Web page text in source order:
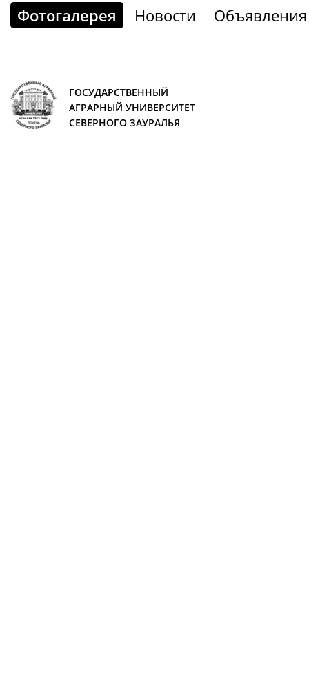
Фотогалерея
Новости Объявления
ГОСУДАРСТВЕННЫЙ
АГРАРНЫЙ УНИВЕРСИТЕТ
СЕВЕРНОГО ЗАУРАЛЬЯ